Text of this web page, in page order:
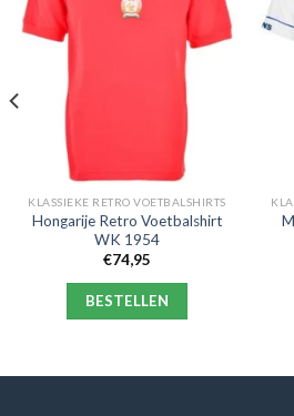
KLASSIEKE RETRO VOETBALSHIRTS
Hongarije Retro Voetbalshirt
WK 1954
€74,95
BESTELLEN